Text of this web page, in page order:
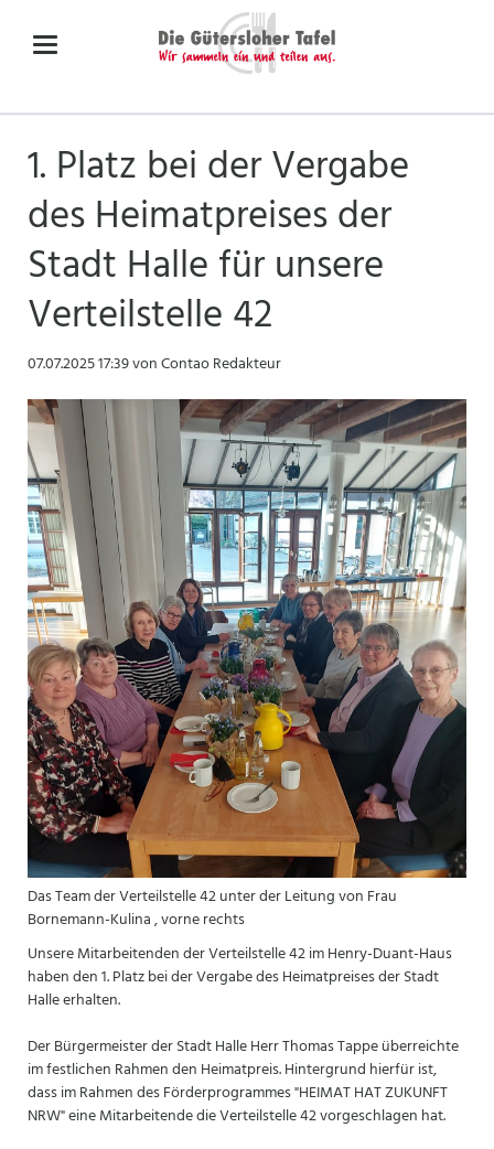
1. Platz bei der Vergabe
des Heimatpreises der
Stadt Halle für unsere
Verteilstelle 42
07.07.2025 17:39von Contao Redakteur
Das Team der Verteilstelle 42 unter der Leitung von Frau
Bornemann-Kulina , vorne rechts
Unsere Mitarbeitenden der Verteilstelle 42 im Henry-Duant-Haus
haben den 1. Platz bei der Vergabe des Heimatpreises der Stadt
Halle erhalten.
Der Bürgermeister der Stadt Halle Herr Thomas Tappe überreichte
im festlichen Rahmen den Heimatpreis. Hintergrund hierfür ist,
dass im Rahmen des Förderprogrammes "HEIMAT HAT ZUKUNFT
NRW" eine Mitarbeitende die Verteilstelle 42 vorgeschlagen hat.